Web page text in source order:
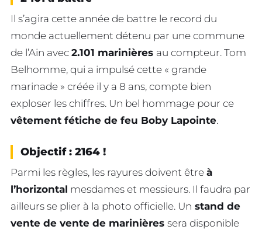
Il s’agira cette année de battre le record du
monde actuellement détenu par une commune
de l’Ain avec 2.101 marinières au compteur. Tom
Belhomme, qui a impulsé cette « grande
marinade » créée il y a 8 ans, compte bien
exploser les chiffres. Un bel hommage pour ce
vêtement fétiche de feu Boby Lapointe.
Objectif : 2164 !
Parmi les règles, les rayures doivent être à
l’horizontal mesdames et messieurs. Il faudra par
ailleurs se plier à la photo officielle. Un stand de
vente de vente de marinières sera disponible